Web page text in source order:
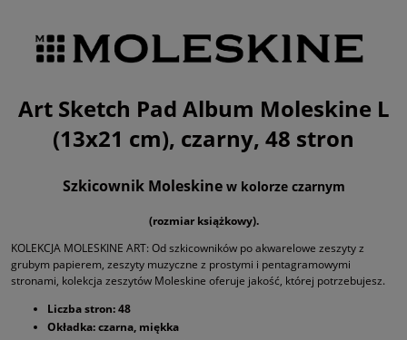
Art Sketch Pad Album Moleskine L
(13x21 cm), czarny, 48 stron
Szkicownik Moleskine w kolorze czarnym
(rozmiar książkowy).
KOLEKCJA MOLESKINE ART: Od szkicowników po akwarelowe zeszyty z
grubym papierem, zeszyty muzyczne z prostymi i pentagramowymi
stronami, kolekcja zeszytów Moleskine oferuje jakość, której potrzebujesz.
Liczba stron: 48
Okładka: czarna, miękka